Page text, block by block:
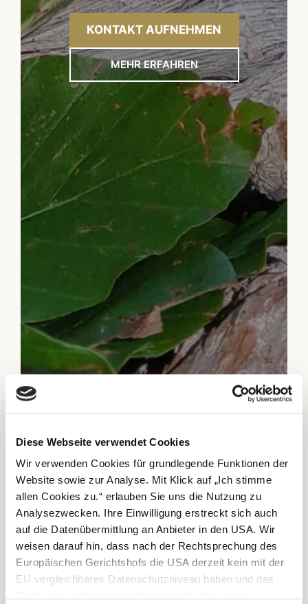
Diese Webseite verwendet Cookies
Wir verwenden Cookies für grundlegende Funktionen der
Website sowie zur Analyse. Mit Klick auf „Ich stimme
allen Cookies zu.“ erlauben Sie uns die Nutzung zu
Analysezwecken. Ihre Einwilligung erstreckt sich auch
auf die Datenübermittlung an Anbieter in den USA. Wir
weisen darauf hin, dass nach der Rechtsprechung des
Europäischen Gerichtshofs die USA derzeit kein mit der
EU vergleichbares Datenschutzniveau haben und das
KONTAKT AUFNEHMEN
MEHR ERFAHREN